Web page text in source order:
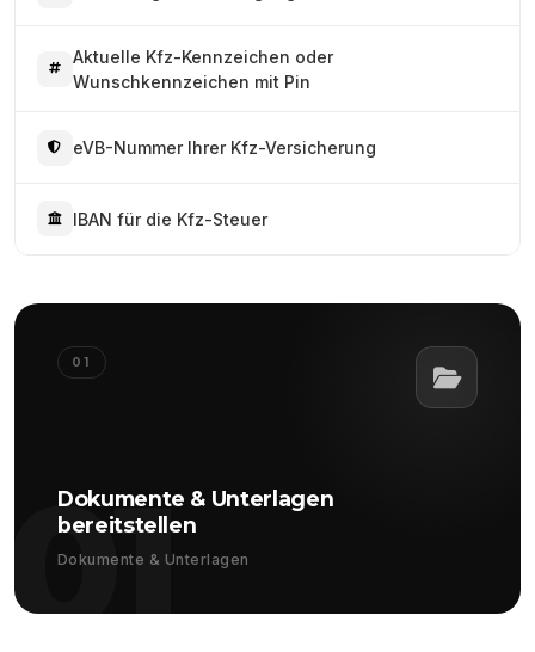
Aktuelle Kfz-Kennzeichen oder
Wunschkennzeichen mit Pin
eVB-Nummer Ihrer Kfz-Versicherung
IBAN für die Kfz-Steuer
01
01
Dokumente & Unterlagen
bereitstellen
Dokumente & Unterlagen